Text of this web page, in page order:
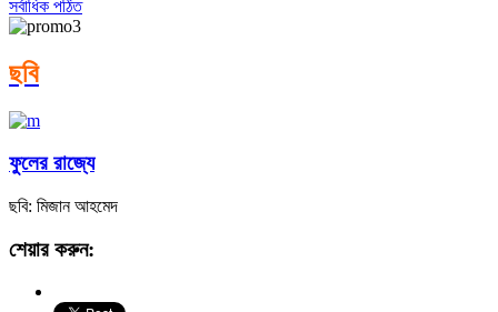
সর্বাধিক পঠিত
ছবি
ফুলের রাজ্যে
ছবি: মিজান আহমেদ
শেয়ার করুন: